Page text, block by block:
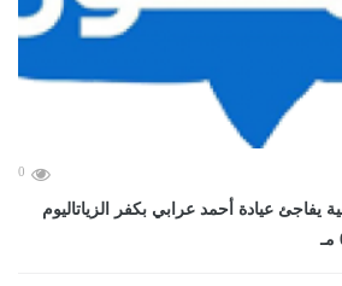
0
يفاجئ عيادة أحمد عرابي بكفر الزياتاليوم